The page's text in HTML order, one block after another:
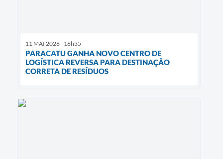
11 MAI 2026 - 16h35
PARACATU GANHA NOVO CENTRO DE
LOGÍSTICA REVERSA PARA DESTINAÇÃO
CORRETA DE RESÍDUOS